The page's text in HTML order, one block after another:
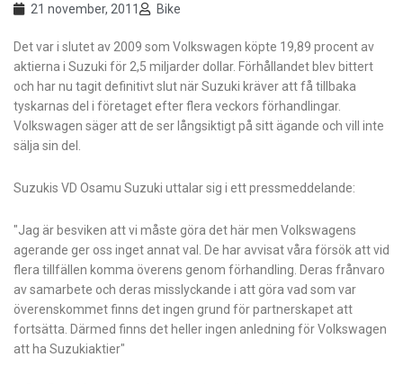
21 november, 2011 Bike
Det var i slutet av 2009 som Volkswagen köpte 19,89 procent av
aktierna i Suzuki för 2,5 miljarder dollar. Förhållandet blev bittert
och har nu tagit definitivt slut när Suzuki kräver att få tillbaka
tyskarnas del i företaget efter flera veckors förhandlingar.
Volkswagen säger att de ser långsiktigt på sitt ägande och vill inte
sälja sin del.
Suzukis VD Osamu Suzuki uttalar sig i ett pressmeddelande:
"Jag är besviken att vi måste göra det här men Volkswagens
agerande ger oss inget annat val. De har avvisat våra försök att vid
flera tillfällen komma överens genom förhandling. Deras frånvaro
av samarbete och deras misslyckande i att göra vad som var
överenskommet finns det ingen grund för partnerskapet att
fortsätta. Därmed finns det heller ingen anledning för Volkswagen
att ha Suzukiaktier"